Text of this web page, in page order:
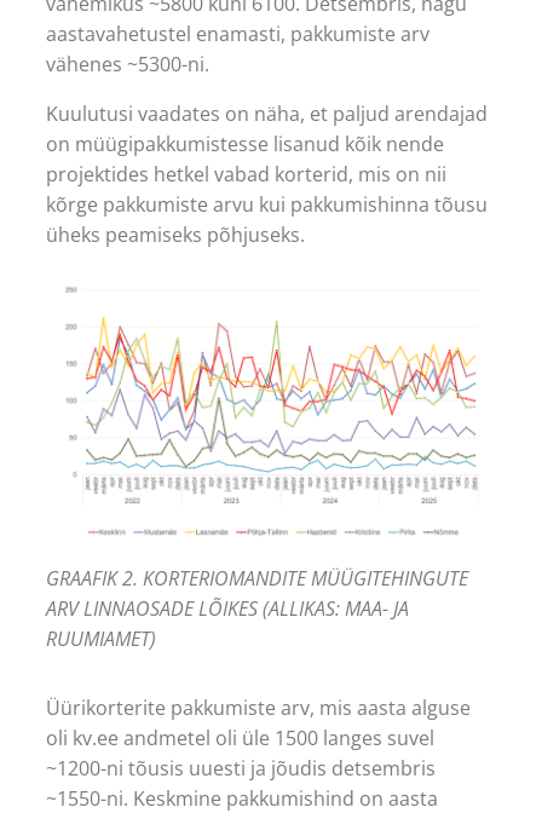
aastavahetustel enamasti, pakkumiste arv
vähenes ~5300-ni.
Kuulutusi vaadates on näha, et paljud arendajad
on müügipakkumistesse lisanud kõik nende
projektides hetkel vabad korterid, mis on nii
kõrge pakkumiste arvu kui pakkumishinna tõusu
üheks peamiseks põhjuseks.
GRAAFIK 2. KORTERIOMANDITE MÜÜGITEHINGUTE
ARV LINNAOSADE LÕIKES (ALLIKAS: MAA- JA
RUUMIAMET)
Üürikorterite pakkumiste arv, mis aasta alguse
oli kv.ee andmetel oli üle 1500 langes suvel
~1200-ni tõusis uuesti ja jõudis detsembris
~1550-ni. Keskmine pakkumishind on aasta